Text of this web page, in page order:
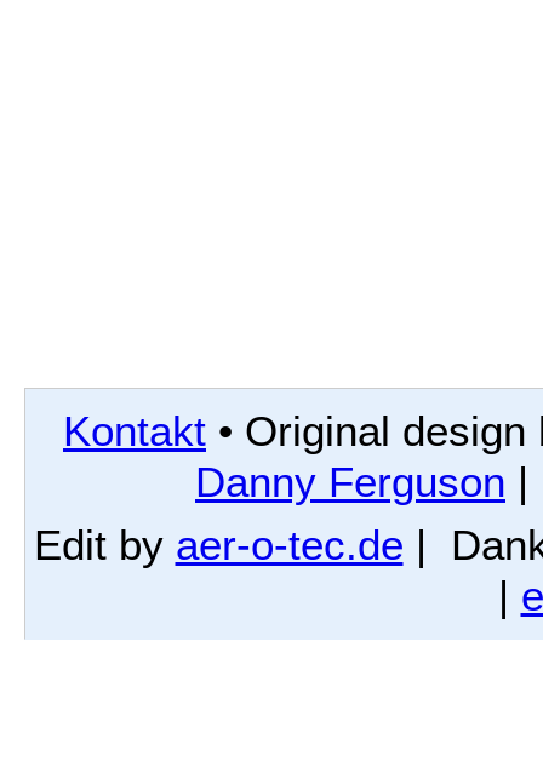
Kontakt • Original
Danny Ferguson |
Edit by aer-o-tec.de |
|